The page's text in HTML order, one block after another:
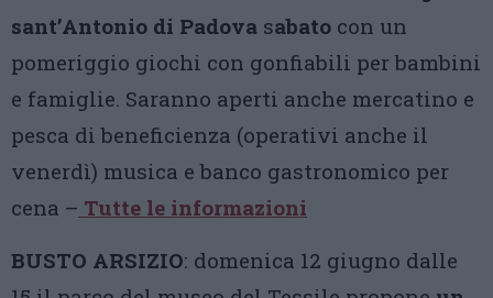
sant’Antonio di Padova sabato con un
pomeriggio giochi con gonfiabili per bambini
e famiglie. Saranno aperti anche mercatino e
pesca di beneficienza (operativi anche il
venerdì) musica e banco gastronomico per
cena – Tutte le informazioni
BUSTO ARSIZIO: domenica 12 giugno dalle